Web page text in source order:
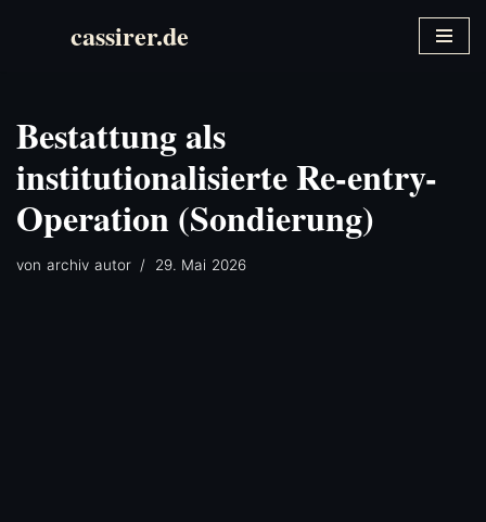
cassirer.de
Bestattung als
institutionalisierte Re-entry-
Operation (Sondierung)
von archiv autor 29. Mai 2026